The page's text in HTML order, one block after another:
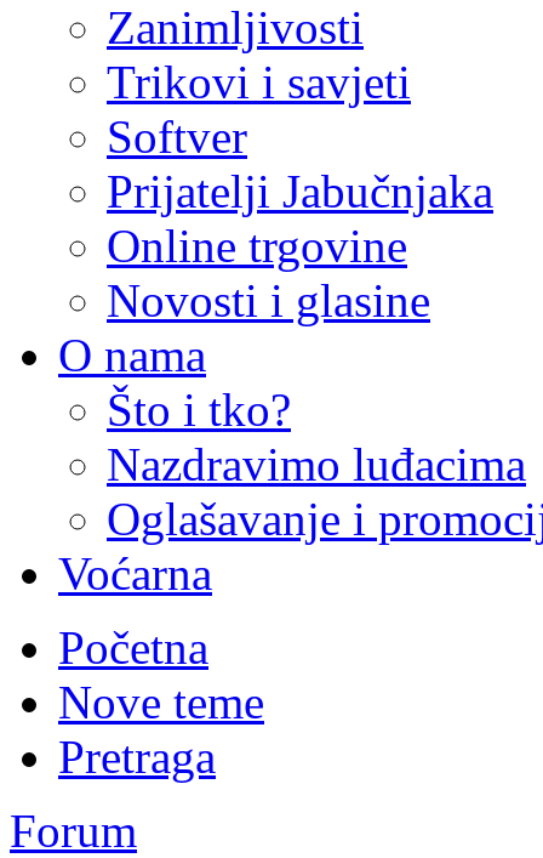
Zanimljivosti
Trikovi i savjeti
Softver
Prijatelji Jabučnjaka
Online trgovine
Novosti i glasine
O nama
Što i tko?
Nazdravimo luđacima
Oglašavanje i
Voćarna
Početna
Nove teme
Pretraga
Forum